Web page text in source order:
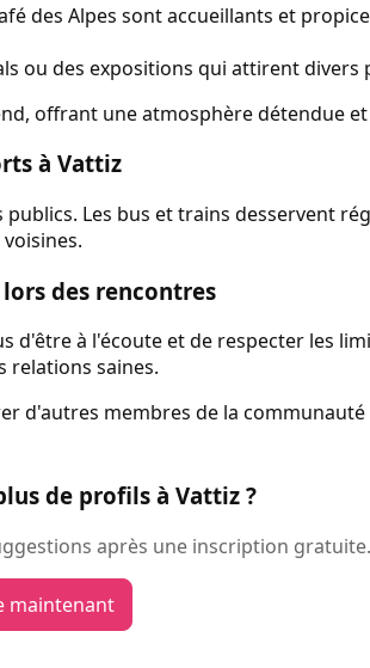
des Alpes sont accueillants et
ou des expositions qui attirent divers
offrant une atmosphère détendue
à Vattiz
Les bus et trains desservent
des rencontres
d'être à l'écoute et de respecter les
relations saines.
d'autres membres de la communauté
de profils à Vattiz ?
après une inscription gratuite.
maintenant